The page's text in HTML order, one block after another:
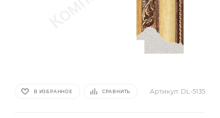
В ИЗБРАННОЕ СРАВНИТЬ Артикул: DL-5135